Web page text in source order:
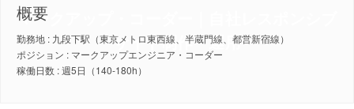
マークアップ・コーダー｜自社レスポンシブ
サイト制作・運用
概要
勤務地 : 九段下駅（東京メトロ東西線、半蔵門線、都営新宿線）
ポジション : マークアップエンジニア・コーダー
稼働日数 : 週5日（140-180h）